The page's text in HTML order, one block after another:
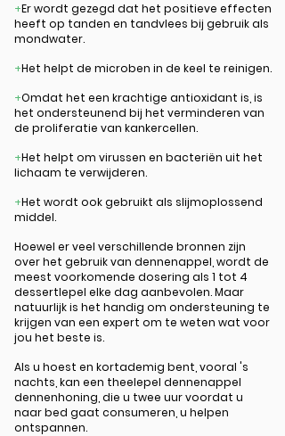
+Er wordt gezegd dat het positieve effecten
heeft op tanden en tandvlees bij gebruik als
mondwater.
+Het helpt de microben in de keel te reinigen.
+Omdat het een krachtige antioxidant is, is
het ondersteunend bij het verminderen van
de proliferatie van kankercellen.
+Het helpt om virussen en bacteriën uit het
lichaam te verwijderen.
+Het wordt ook gebruikt als slijmoplossend
middel.
Hoewel er veel verschillende bronnen zijn
over het gebruik van dennenappel, wordt de
meest voorkomende dosering als 1 tot 4
dessertlepel elke dag aanbevolen. Maar
natuurlijk is het handig om ondersteuning te
krijgen van een expert om te weten wat voor
jou het beste is.
Als u hoest en kortademig bent, vooral 's
nachts, kan een theelepel dennenappel
dennenhoning, die u twee uur voordat u
naar bed gaat consumeren, u helpen
ontspannen.